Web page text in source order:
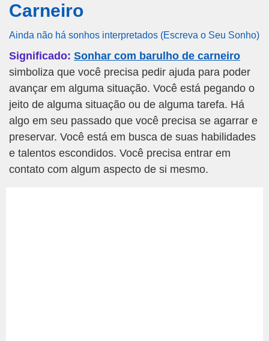
Carneiro
Ainda não há sonhos interpretados (Escreva o Seu Sonho)
Significado: Sonhar com barulho de carneiro
simboliza que você precisa pedir ajuda para poder
avançar em alguma situação. Você está pegando o
jeito de alguma situação ou de alguma tarefa. Há
algo em seu passado que você precisa se agarrar e
preservar. Você está em busca de suas habilidades
e talentos escondidos. Você precisa entrar em
contato com algum aspecto de si mesmo.